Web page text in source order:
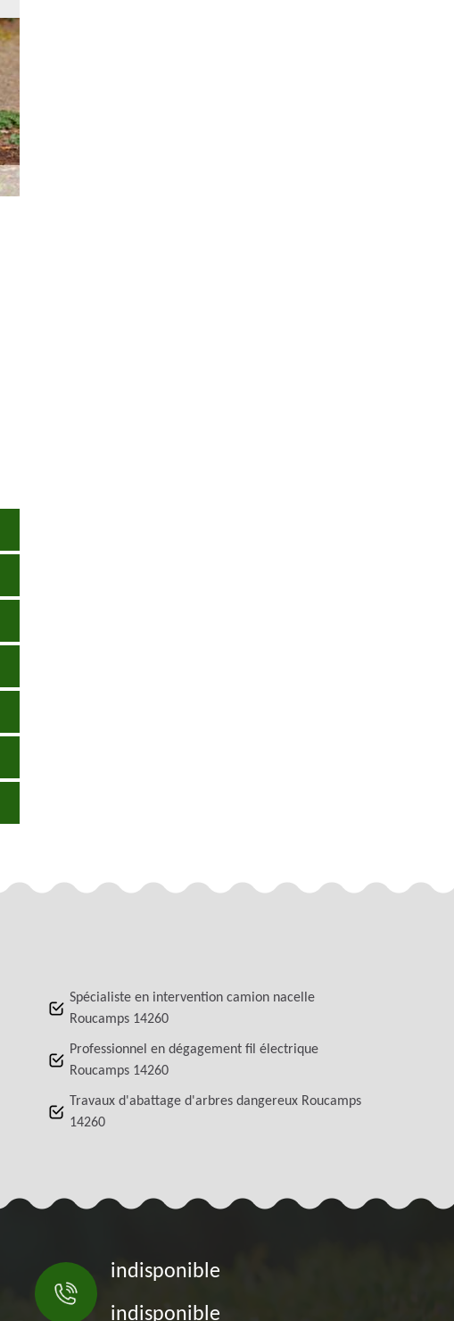
Spécialiste en intervention camion nacelle
Roucamps 14260
Professionnel en dégagement fil électrique
Roucamps 14260
Travaux d'abattage d'arbres dangereux Roucamps
14260
indisponible
indisponible